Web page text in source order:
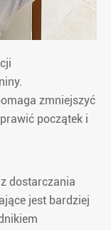
zmniejszyć
początek i
dostarczania
jest bardziej